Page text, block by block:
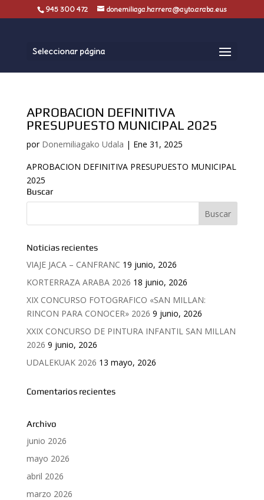
945 300 472 donemiliaga.harrera@ayto.araba.eus
Seleccionar página
APROBACION DEFINITIVA
PRESUPUESTO MUNICIPAL 2025
por Donemiliagako Udala | Ene 31, 2025
APROBACION DEFINITIVA PRESUPUESTO MUNICIPAL
2025
Buscar
Noticias recientes
VIAJE JACA – CANFRANC 19 junio, 2026
KORTERRAZA ARABA 2026 18 junio, 2026
XIX CONCURSO FOTOGRAFICO «SAN MILLAN:
RINCON PARA CONOCER» 2026 9 junio, 2026
XXIX CONCURSO DE PINTURA INFANTIL SAN MILLAN
2026 9 junio, 2026
UDALEKUAK 2026 13 mayo, 2026
Comentarios recientes
Archivo
junio 2026
mayo 2026
abril 2026
marzo 2026